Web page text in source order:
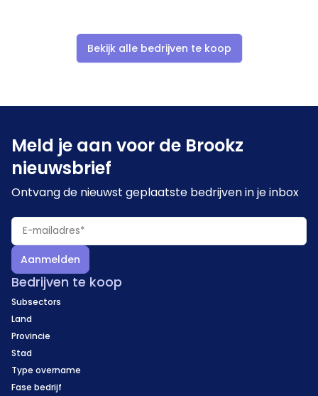
Bekijk alle bedrijven te koop
Meld je aan voor de Brookz
nieuwsbrief
Ontvang de nieuwst geplaatste bedrijven in je inbox
Aanmelden
Bedrijven te koop
Subsectors
Land
Provincie
Stad
Type overname
Fase bedrijf